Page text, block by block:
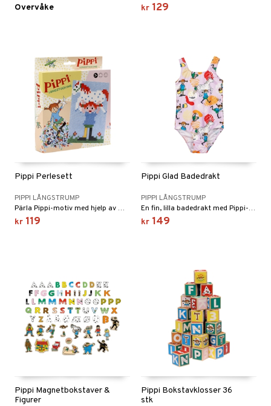
Overvåke kr 129
Pippi Perlesett
PIPPI LÅNGSTRUMP
Pärla Pippi-motiv med hjelp av mønsterkort.
kr 119
Pippi Glad Badedrakt
PIPPI LÅNGSTRUMP
En fin, lilla badedrakt med Pippi-motiv.
kr 149
Pippi Magnetbokstaver &
Figurer
Pippi Bokstavklosser 36
stk